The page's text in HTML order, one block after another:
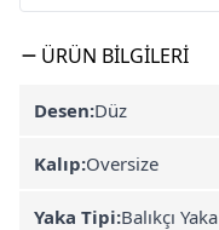
ÜRÜN BILGILERI
Desen:Düz
Kalıp:Oversize
Yaka Tipi:Balıkçı Yaka